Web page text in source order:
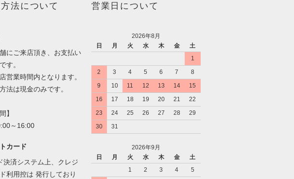
法について
にご来店頂き、お支払い
す。
営業時間内となります。
法は現金のみです。
】
～16:00
カード
決済システム上、クレジ
利用控は 発行しており
営業日について
2026年8月
日
月 火 水 木 金
土
1
2
3 4 5 6 7
8
9
10 11 12 13 14
15
16
17 18 19 20 21
22
23
24 25 26 27 28
29
30
31
2026年9月
日
月 火 水 木 金
土
1
2 3 4
5